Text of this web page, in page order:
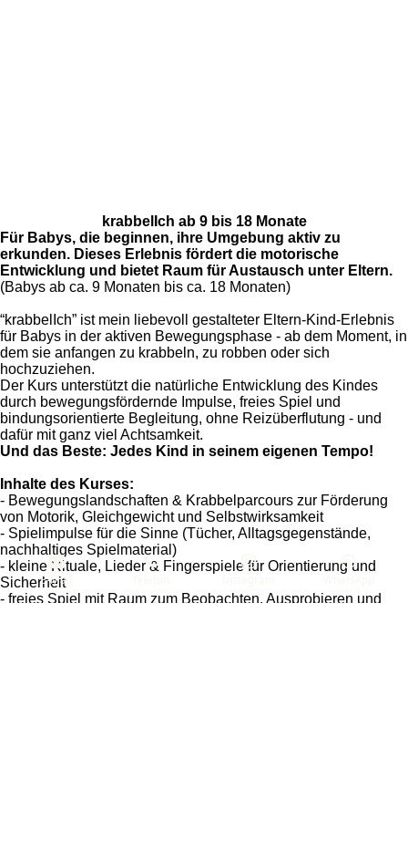
krabbelIch ab 9 bis 18 Monate
Für Babys, die beginnen, ihre Umgebung aktiv zu
erkunden. Dieses Erlebnis fördert die motorische
Entwicklung und bietet Raum für Austausch unter Eltern.
(Babys ab ca. 9 Monaten bis ca. 18 Monaten)
“krabbelIch” ist mein liebevoll gestalteter Eltern-Kind-Erlebnis
für Babys in der aktiven Bewegungsphase - ab dem Moment, in
dem sie anfangen zu krabbeln, zu robben oder sich
hochzuziehen.
Der Kurs unterstützt die natürliche Entwicklung des Kindes
durch bewegungsfördernde Impulse, freies Spiel und
bindungsorientierte Begleitung, ohne Reizüberflutung - und
dafür mit ganz viel Achtsamkeit.
Und das Beste: Jedes Kind in seinem eigenen Tempo!
Inhalte des Kurses:
- Bewegungslandschaften & Krabbelparcours zur Förderung
von Motorik, Gleichgewicht und Selbstwirksamkeit
- Spielimpulse für die Sinne (Tücher, Alltagsgegenstände,
nachhaltiges Spielmaterial)
- kleine Rituale, Lieder & Fingerspiele für Orientierung und
Sicherheit
- freies Spiel mit Raum zum Beobachten, Ausprobieren und
E-Mail